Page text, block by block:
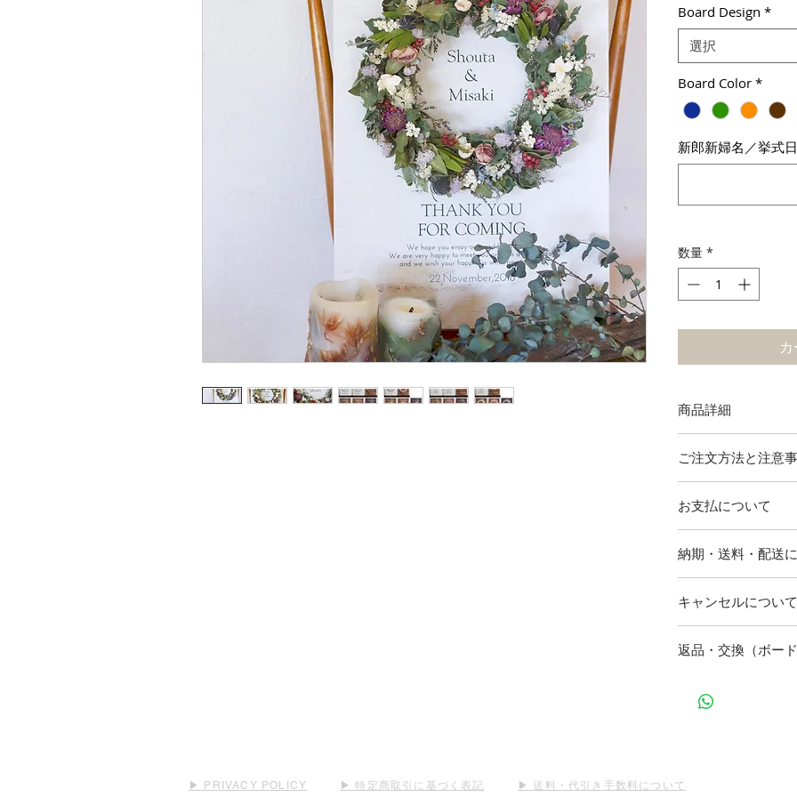
Board Design *
選択
Board Color *
新郎新婦名／挙式日
数量 *
商品詳細
点物となりますので
ん。1枚目の写真は
ージです。背景のボ
ーに変更可能ですの
とカラーを必ずお選
セットについて」を
【使用花材】ユーカ
ラ、ペッパーベリ
イスフラワー 、ペッ
ご注文方法と注意
商品到着後、お
要がございます
ットについて」
記入欄に新郎新
お、アルファベ
ンプルに準じま
日の表記に関し
予めご了承くださ
Shouta & Misaki /
お支払について
下記のクレジットカ
詳しくはこちら
【商品代引き】
お荷物を受取の際に
い。
代引き手数料は下記
納期・送料・配送
す。
送料は全国一律
北海道・沖縄は一
配送は日本郵便に
キャンセルについて
キャンセルはできま
返品・交換（ボー
は一切お断りさせ
▶︎ PRIVACY POLICY ▶︎特定商取引に基づく表記 ▶︎ 送料・代引き手数料について